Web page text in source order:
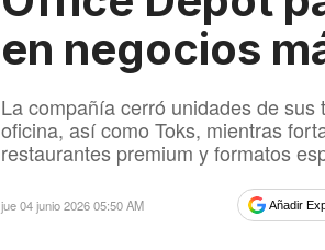
en negocios
La compañía cerró unidades de
oficina, así como Toks, mientras
restaurantes premium y formatos
jue 04 junio 2026 05:50 AM Añadir